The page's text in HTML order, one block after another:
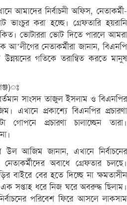
আমাদের নির্বাচনী অফিস, নেতাকর্মী-
ভাংচুর করা হচ্ছে। গ্রেফতারি হয়রানি
ভোটাররা ভোট দিতে পারলে আমরা
নেতাকর্মীরা জানান, বিএনপি
গতিকে তরান্বিত করতে মানুষ
সাংসদ তাজুল ইসলাম ও বিএনপির
এখানে প্রকাশ্যে বিএনপির প্রচারণা
প্রচারণা চালাচ্ছেন তারা।
উল আজিম জানান, এখানে নির্বাচনের
অবাধে গ্রেফতার চলছে।
বাইরে বের হতে দিচ্ছে না ক্ষমতাসীন
সপ্তাহ ধরে নিজ ঘরে অবরুদ্ধ ছিলাম।
পরিবেশ ফিরে আসলে লাকসাম